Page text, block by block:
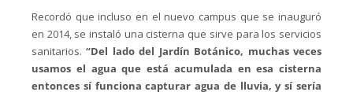
Recordó que incluso en el nuevo campus que se inauguró
en 2014, se instaló una cisterna que sirve para los servicios
sanitarios. “Del lado del Jardín Botánico, muchas veces
usamos el agua que está acumulada en esa cisterna
entonces sí funciona capturar agua de lluvia, y sí sería